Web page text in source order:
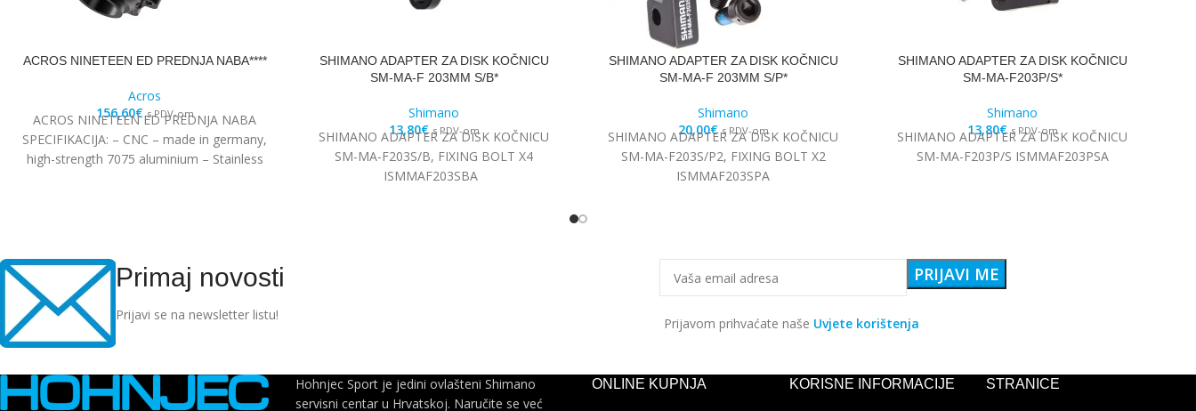
ACROS NINETEEN ED PREDNJA NABA****
Acros
156,60€ s PDV-om
ACROS NINETEEN ED PREDNJA NABA
SPECIFIKACIJA: – CNC – made in germany,
high-strength 7075 aluminium – Stainless
SHIMANO ADAPTER ZA DISK KOČNICU
SM-MA-F 203MM S/B*
Shimano
13,80€ s PDV-om
SHIMANO ADAPTER ZA DISK KOČNICU
SM-MA-F203S/B, FIXING BOLT X4
ISMMAF203SBA
SHIMANO ADAPTER ZA DISK KOČNICU
SM-MA-F 203MM S/P*
Shimano
20,00€ s PDV-om
SHIMANO ADAPTER ZA DISK KOČNICU
SM-MA-F203S/P2, FIXING BOLT X2
ISMMAF203SPA
SHIMANO ADAPTER ZA DISK KOČNICU
SM-MA-F203P/S*
Shimano
13,80€ s PDV-om
SHIMANO ADAPTER ZA DISK KOČNICU
SM-MA-F203P/S ISMMAF203PSA
Primaj novosti
Prijavi se na newsletter listu!
Prijavom prihvaćate naše Uvjete korištenja
Hohnjec Sport je jedini ovlašteni Shimano
servisni centar u Hrvatskoj. Naručite se već
ONLINE KUPNJA KORISNE INFORMACIJE STRANICE